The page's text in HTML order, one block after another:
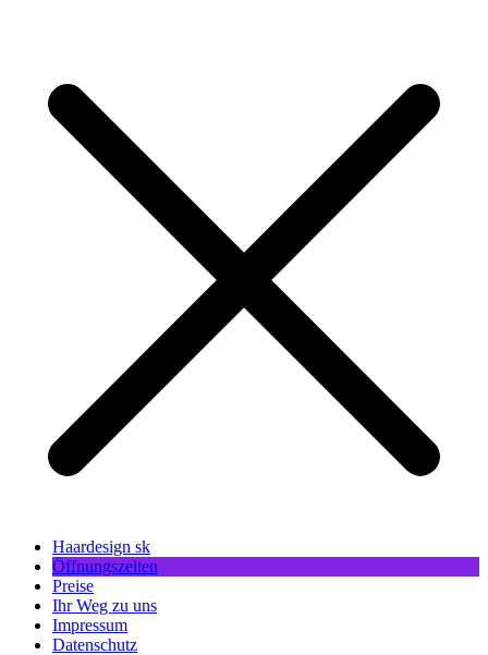
Haardesign sk
Öffnungszeiten
Preise
Ihr Weg zu uns
Impressum
Datenschutz